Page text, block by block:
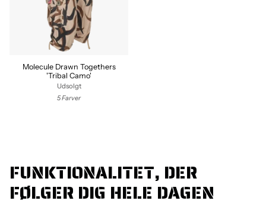
Molecule Drawn Togethers
'Tribal Camo'
Udsolgt
5 Farver
FUNKTIONALITET, DER
FØLGER DIG HELE DAGEN